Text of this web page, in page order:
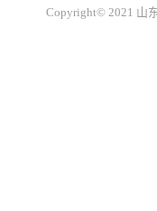
Copyright© 2021 山